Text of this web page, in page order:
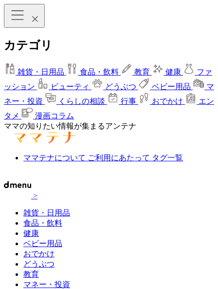
カテゴリ
雑貨・日用品 食品・飲料 教育 健康
ファ
ッション
ビューティ どうぶつ ベビー用品
マ
ネー・投資
くらしの相談 行事 おでかけ
エン
タメ
漫画コラム
ママの知りたい情報が集まるアンテナ
ママテナについて ご利用にあたって タグ一覧
>
雑貨・日用品
食品・飲料
健康
ベビー用品
おでかけ
どうぶつ
教育
マネー・投資